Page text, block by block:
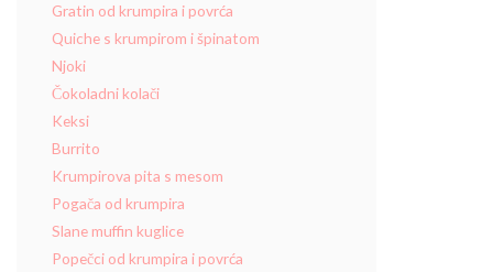
Gratin od krumpira i povrća
Quiche s krumpirom i špinatom
Njoki
Čokoladni kolači
Keksi
Burrito
Krumpirova pita s mesom
Pogača od krumpira
Slane muffin kuglice
Popečci od krumpira i povrća